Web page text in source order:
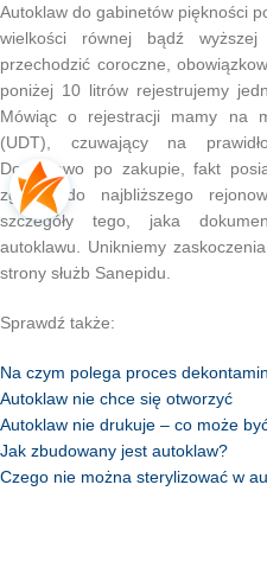
Autoklaw do gabinetów piękności
wielkości równej bądź
przechodzić coroczne,
poniżej 10 litrów rejestrujemy
Mówiąc o rejestracji mamy na
(UDT), czuwający na
Dodatkowo po zakupie, fakt
zgłosić do najbliższego
szczegóły tego, jaka
autoklawu. Unikniemy
strony służb Sanepidu.
Sprawdź także:
Na czym polega proces
Autoklaw nie chce się otworzyć
Autoklaw nie drukuje – co może
Jak zbudowany jest autoklaw?
Czego nie można sterylizować w